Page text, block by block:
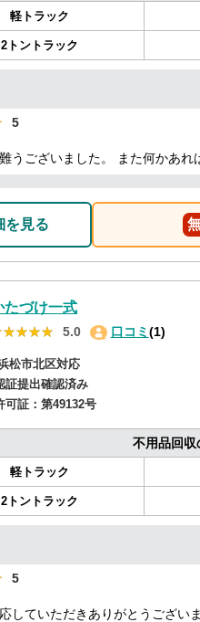
軽トラック
2トントラック
5
うございました。 また何かあれ
を見る
たづけ一式
5.0 口コミ (1)
松市北区対応
証提出確認済み
可証： 第49132号
不用品回収
軽トラック
2トントラック
5
していただきありがとうござい